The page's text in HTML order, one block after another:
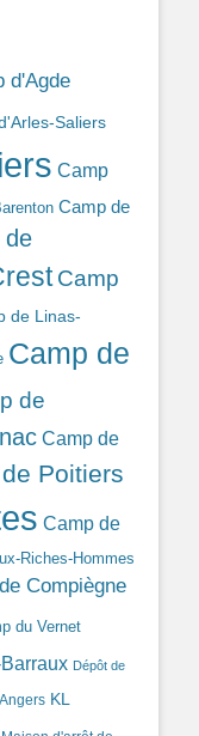
d'Agde
Saliers
Camp
Camp de
de
Camp
de Linas-
Camp de
de
Camp de
Poitiers
Camp de
Riches-Hommes
Compiègne
du Vernet
Dépôt de
KL